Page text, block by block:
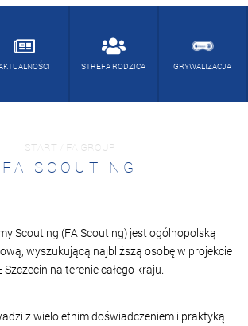
STREFA RODZICA GRYWALIZACJA
START / FA GROUP
FA SCOUTING
Scouting (FA Scouting) jest ogólnopolską
wyszukującą najbliższą osobę w projekcie
Szczecin na terenie całego kraju.
z wieloletnim doświadczeniem i praktyką